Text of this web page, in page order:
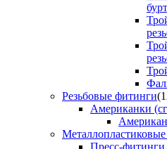
Резьбовые фитинги
Американки
Пресс-фитинги